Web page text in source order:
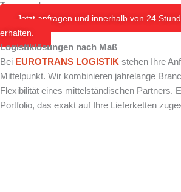
Transporte an:
Jetzt anfragen und innerhalb von 24
erhalten.
Logistiklösungen nach Maß
Bei EUROTRANS LOGISTIK stehen Ihre
Mittelpunkt. Wir kombinieren jahrelange
Flexibilität eines mittelständischen Partners.
Portfolio, das exakt auf Ihre Lieferketten